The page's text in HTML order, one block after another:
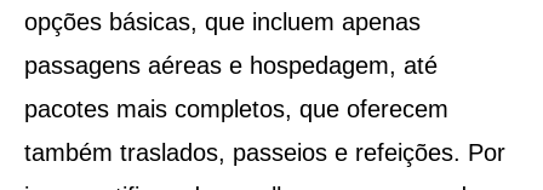
opções básicas, que incluem apenas
passagens aéreas e hospedagem, até
pacotes mais completos, que oferecem
também traslados, passeios e refeições. Por